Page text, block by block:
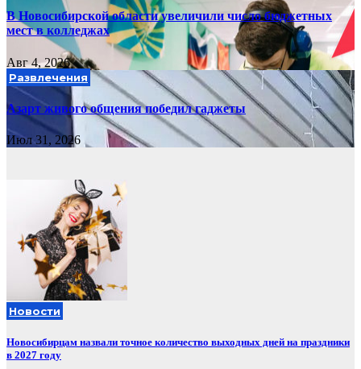
В Новосибирской области увеличили число бюджетных
мест в колледжах
Авг 4, 2026
Развлечения
Азарт живого общения победил гаджеты
Июл 31, 2026
Новости
Новосибирцам назвали точное количество выходных дней на праздники
в 2027 году